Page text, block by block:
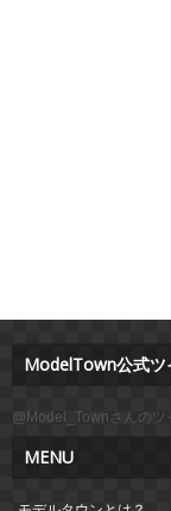
ModelTown公式ツ
@Model_Townさんのツ
MENU